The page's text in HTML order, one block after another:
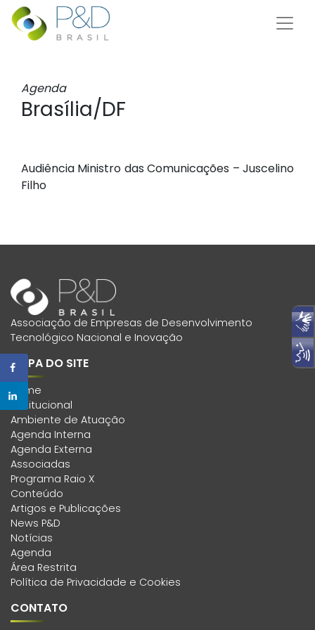
Agenda
Brasília/DF
Audiência Ministro das Comunicações – Juscelino
Filho
Associação de Empresas de Desenvolvimento
Tecnológico Nacional e Inovação
MAPA DO SITE
Home
Institucional
Ambiente de Atuação
Agenda Interna
Agenda Externa
Associadas
Programa Raio X
Conteúdo
Artigos e Publicações
News P&D
Notícias
Agenda
Área Restrita
Política de Privacidade e Cookies
CONTATO